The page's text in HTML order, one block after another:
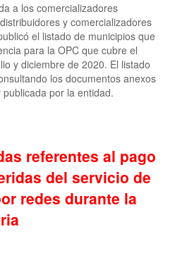
a los comercializadores
y comercializadores
el listado de municipios que
para la OPC que cubre el
y diciembre de 2020. El listado
los documentos anexos
por la entidad.
referentes al pago
del servicio de
redes durante la